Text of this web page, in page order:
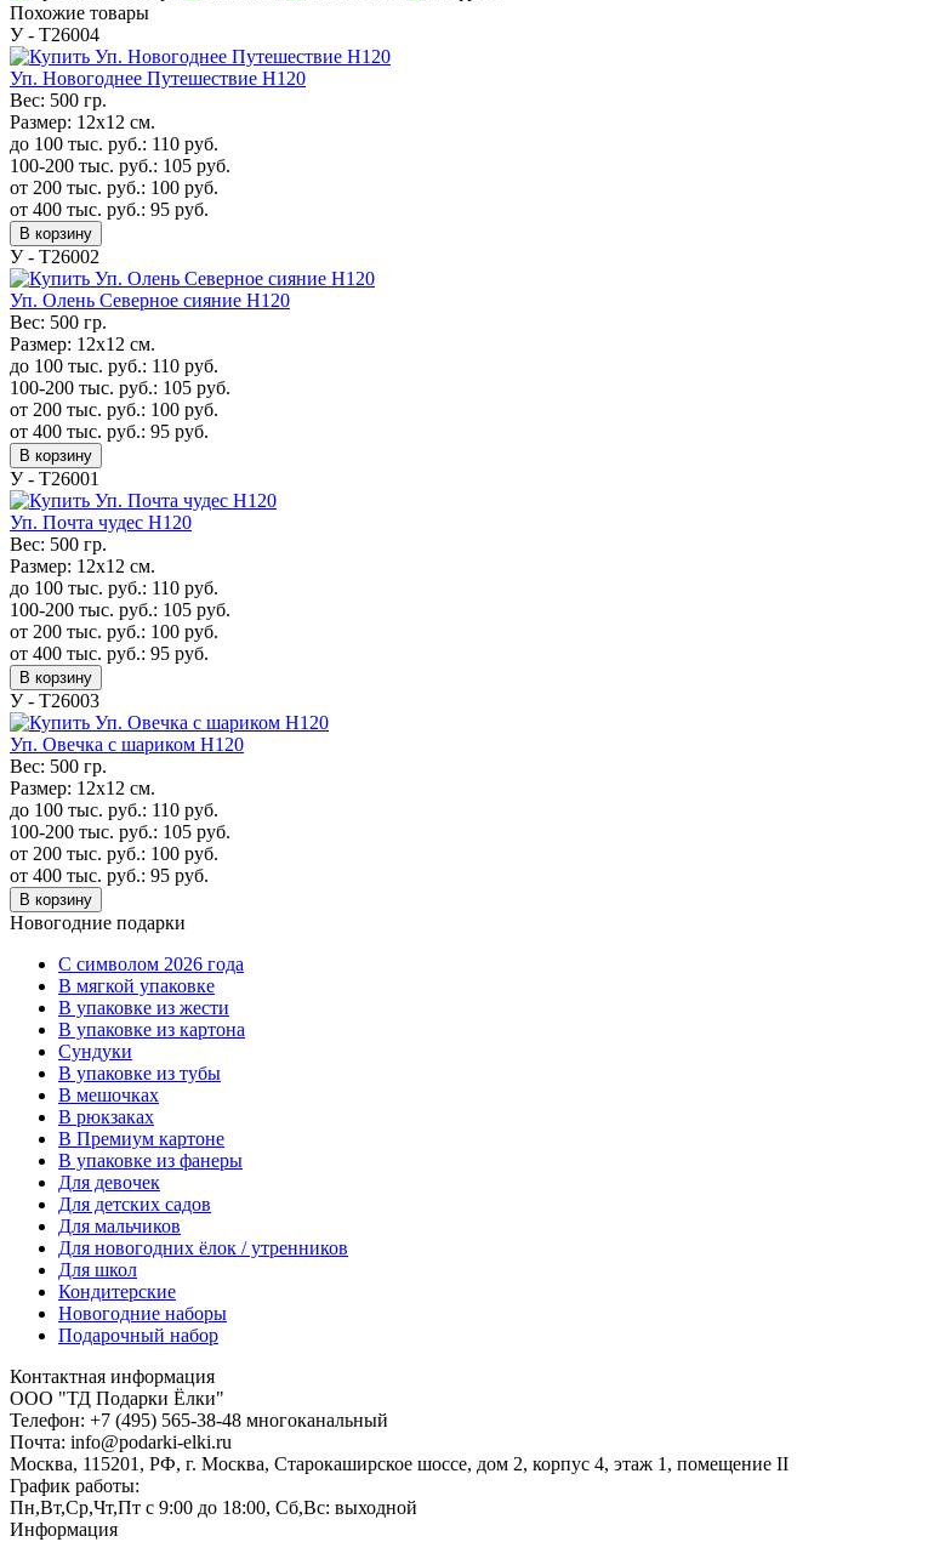
Похожие товары
У - Т26004
Уп. Новогоднее Путешествие H120
Вес: 500 гр.
Размер: 12х12 см.
до 100 тыс. руб.: 110 руб.
100-200 тыс. руб.: 105 руб.
от 200 тыс. руб.: 100 руб.
от 400 тыс. руб.: 95 руб.
В корзину
У - Т26002
Уп. Олень Северное сияние H120
Вес: 500 гр.
Размер: 12х12 см.
до 100 тыс. руб.: 110 руб.
100-200 тыс. руб.: 105 руб.
от 200 тыс. руб.: 100 руб.
от 400 тыс. руб.: 95 руб.
В корзину
У - Т26001
Уп. Почта чудес H120
Вес: 500 гр.
Размер: 12х12 см.
до 100 тыс. руб.: 110 руб.
100-200 тыс. руб.: 105 руб.
от 200 тыс. руб.: 100 руб.
от 400 тыс. руб.: 95 руб.
В корзину
У - Т26003
Уп. Овечка с шариком H120
Вес: 500 гр.
Размер: 12х12 см.
до 100 тыс. руб.: 110 руб.
100-200 тыс. руб.: 105 руб.
от 200 тыс. руб.: 100 руб.
от 400 тыс. руб.: 95 руб.
В корзину
Новогодние подарки
C символом 2026 года
В мягкой упаковке
В упаковке из жести
В упаковке из картона
Сундуки
В упаковке из тубы
В мешочках
В рюкзаках
В Премиум картоне
В упаковке из фанеры
Для девочек
Для детских садов
Для мальчиков
Для новогодних ёлок / утренников
Для школ
Кондитерские
Новогодние наборы
Подарочный набор
Контактная информация
ООО "ТД Подарки Ёлки"
Телефон: +7 (495) 565-38-48 многоканальный
Почта: info@podarki-elki.ru
Москва, 115201, РФ, г. Москва, Старокаширское шоссе, дом 2, корпус 4, этаж 1, помещение II
График работы:
Пн,Вт,Ср,Чт,Пт с 9:00 до 18:00, Сб,Вс: выходной
Информация